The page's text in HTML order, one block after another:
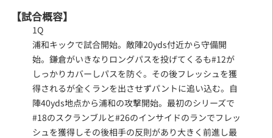
【試合概容】
1Q
浦和キックで試合開始。敵陣20yds付近から守備開
始。鎌倉がいきなりロングパスを投げてくるも#12が
しっかりカバーしパスを防ぐ。その後フレッシュを獲
得されるが全くランを出させずパントに追い込む。自
陣40yds地点から浦和の攻撃開始。最初のシリーズで
#18のスクランブルと#26のインサイドのランでフレッ
シュを獲得しその後相手の反則があり大きく前進し最